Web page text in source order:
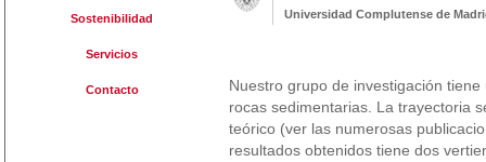
Sostenibilidad
Servicios
Contacto
Universidad Complutense de
Nuestro grupo de investigación
rocas sedimentarias. La trayectoria
teórico (ver las numerosas
resultados obtenidos tiene dos